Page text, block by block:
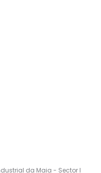
da Maia - Sector I